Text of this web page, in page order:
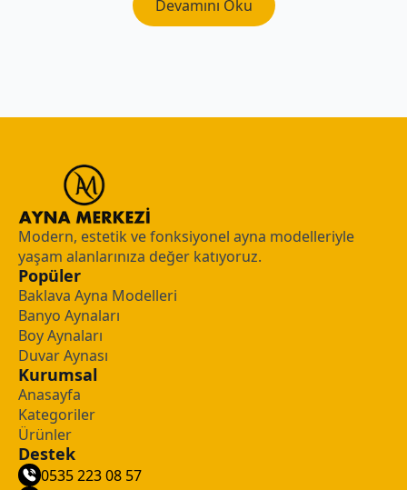
Devamını Oku
Modern, estetik ve fonksiyonel ayna modelleriyle
yaşam alanlarınıza değer katıyoruz.
Popüler
Baklava Ayna Modelleri
Banyo Aynaları
Boy Aynaları
Duvar Aynası
Kurumsal
Anasayfa
Kategoriler
Ürünler
Destek
0535 223 08 57